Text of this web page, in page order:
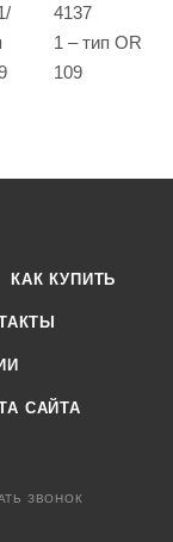
4137
1 – тип OR
109
КАК КУПИТЬ
САЙТА
ЗВОНОК